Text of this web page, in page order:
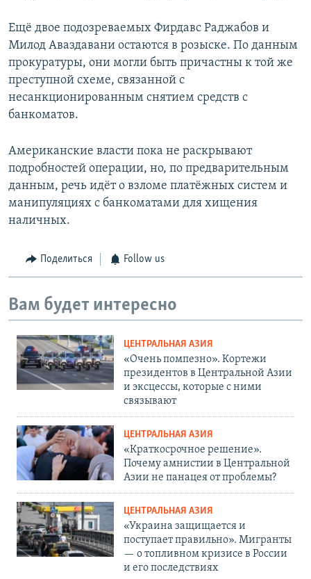
Ещё двое подозреваемых Фирдавс Раджабов и
Милод Аваздавани остаются в розыске. По данным
прокуратуры, они могли быть причастны к той же
преступной схеме, связанной с
несанкционированным снятием средств с
банкоматов.
Американские власти пока не раскрывают
подробностей операции, но, по предварительным
данным, речь идёт о взломе платёжных систем и
манипуляциях с банкоматами для хищения
наличных.
Поделиться Follow us
Вам будет интересно
ЦЕНТРАЛЬНАЯ АЗИЯ
«Очень помпезно». Кортежи
президентов в Центральной Азии
и эксцессы, которые с ними
связывают
ЦЕНТРАЛЬНАЯ АЗИЯ
«Краткосрочное решение».
Почему амнистии в Центральной
Азии не панацея от проблемы?
ЦЕНТРАЛЬНАЯ АЗИЯ
«Украина защищается и
поступает правильно». Мигранты
— о топливном кризисе в России
и его последствиях